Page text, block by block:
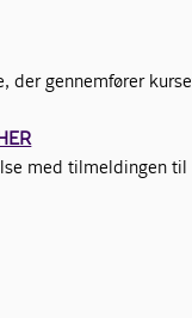
der gennemfører
med tilmeldingen